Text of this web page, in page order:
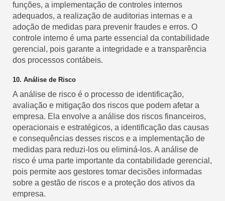
funções, a implementação de controles internos
adequados, a realização de auditorias internas e a
adoção de medidas para prevenir fraudes e erros. O
controle interno é uma parte essencial da contabilidade
gerencial, pois garante a integridade e a transparência
dos processos contábeis.
10. Análise de Risco
A análise de risco é o processo de identificação,
avaliação e mitigação dos riscos que podem afetar a
empresa. Ela envolve a análise dos riscos financeiros,
operacionais e estratégicos, a identificação das causas
e consequências desses riscos e a implementação de
medidas para reduzi-los ou eliminá-los. A análise de
risco é uma parte importante da contabilidade gerencial,
pois permite aos gestores tomar decisões informadas
sobre a gestão de riscos e a proteção dos ativos da
empresa.